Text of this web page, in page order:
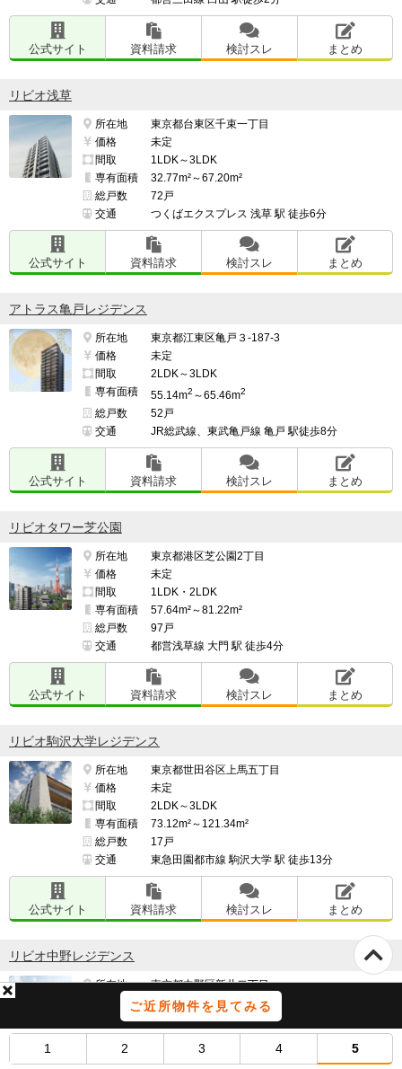
ご近所物件を見てみる
1 2 3 4 5
公式サイト 資料請求 検討スレ まとめ
リビオ浅草
所在地
東京都台東区千束一丁目
価格
未定
間取
1LDK～3LDK
専有面積
32.77m²～67.20m²
総戸数
72戸
交通
つくばエクスプレス 浅草 駅 徒歩6分
公式サイト 資料請求 検討スレ まとめ
アトラス亀戸レジデンス
所在地
東京都江東区亀戸３-187-3
価格
未定
間取
2LDK～3LDK
専有面積
55.14m2 ～65.46m2
総戸数
52戸
交通
JR総武線、東武亀戸線 亀戸 駅徒歩8分
公式サイト 資料請求 検討スレ まとめ
リビオタワー芝公園
所在地
東京都港区芝公園2丁目
価格
未定
間取
1LDK・2LDK
専有面積
57.64m²～81.22m²
総戸数
97戸
交通
都営浅草線 大門 駅 徒歩4分
公式サイト 資料請求 検討スレ まとめ
リビオ駒沢大学レジデンス
所在地
東京都世田谷区上馬五丁目
価格
未定
間取
2LDK～3LDK
専有面積
73.12m²～121.34m²
総戸数
17戸
交通
東急田園都市線 駒沢大学 駅 徒歩13分
公式サイト 資料請求 検討スレ まとめ
リビオ中野レジデンス
所在地
東京都中野区新井二丁目
1億2,990万円・1億5,990万円
2LDK・3LDK
専有面積
56.06m²・71.40m²
総戸数